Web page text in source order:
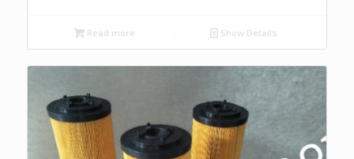
Read more Show Details